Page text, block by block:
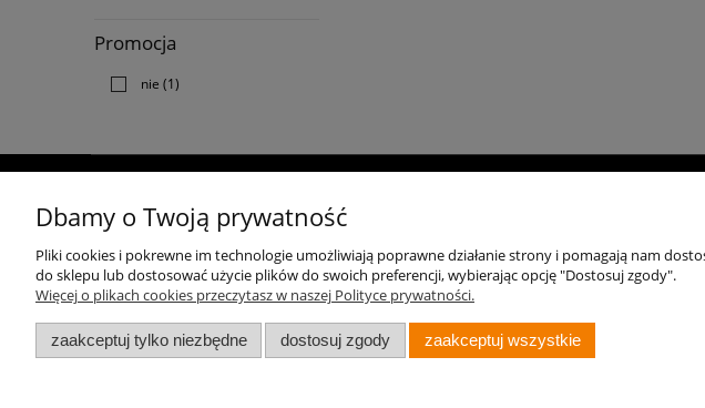
Promocja
nie (1)
Kontakt
Polecamy
Aparaty do fotografii ślubnej
Aparat na wakacje
Twoje zamówienia
Ustawienia konta
Dbamy o Twoją prywatność
Pliki cookies i pokrewne im technologie umożliwiają poprawne działanie strony i pomagają nam
do sklepu lub dostosować użycie plików do swoich preferencji, wybierając opcję "Dostosuj zgody".
Więcej o plikach cookies przeczytasz w naszej Polityce prywatności.
zaakceptuj tylko niezbędne dostosuj zgody zaakceptuj wszystkie